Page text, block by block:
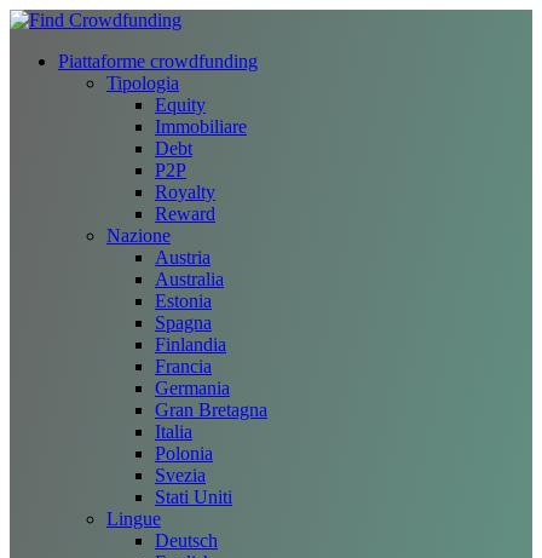
Piattaforme crowdfunding
Tipologia
Equity
Immobiliare
Debt
P2P
Royalty
Reward
Nazione
Austria
Australia
Estonia
Spagna
Finlandia
Francia
Germania
Gran Bretagna
Italia
Polonia
Svezia
Stati Uniti
Lingue
Deutsch